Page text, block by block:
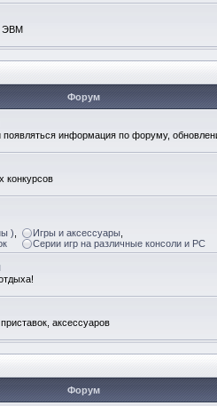
ЭВМ
Форум
появляться информация по форуму,
конкурсов
)
Игры и аксессуары
Серии игр на различные консоли и PC
аксессуаров
Форум